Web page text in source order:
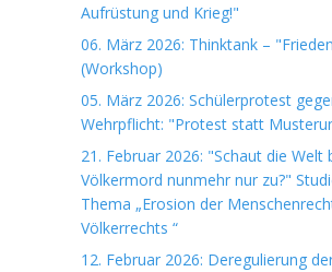
Aufrüstung und Krieg!"
06. März 2026: Thinktank –
(Workshop)
05. März 2026: Schülerprotest
Wehrpflicht: "Protest statt
21. Februar 2026: "Schaut die Welt
Völkermord nunmehr nur zu?"
Thema „Erosion der
Völkerrechts “
12. Februar 2026: Deregulierung